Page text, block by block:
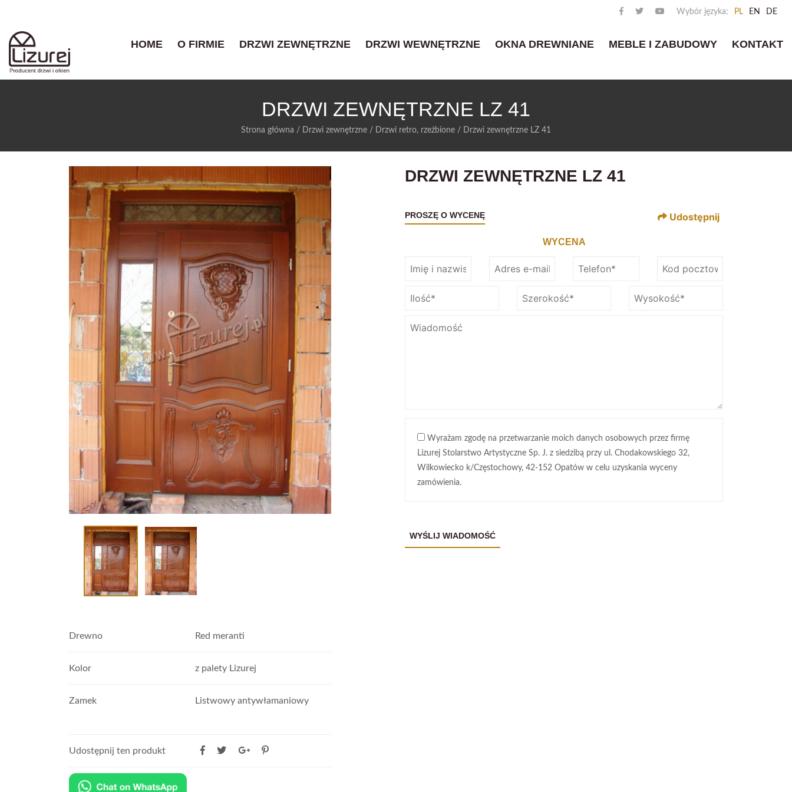
Wybór języka: PL EN DE
HOME O FIRMIE DRZWI ZEWNĘTRZNE DRZWI WEWNĘTRZNE OKNA DREWNIANE MEBLE I ZABUDOWY KONTAKT
DRZWI ZEWNĘTRZNE LZ 41
Strona główna / Drzwi zewnętrzne / Drzwi retro, rzeźbione / Drzwi zewnętrzne LZ 41
Drewno Red meranti
Kolor z palety Lizurej
Zamek Listwowy antywłamaniowy
Udostępnij ten produkt
DRZWI ZEWNĘTRZNE LZ 41
PROSZĘ O WYCENĘ Udostępnij
WYCENA
Wyrażam zgodę na przetwarzanie moich danych osobowych przez firmę
Lizurej Stolarstwo Artystyczne Sp. J. z siedzibą przy ul. Chodakowskiego 32,
Wilkowiecko k/Częstochowy, 42-152 Opatów w celu uzyskania wyceny
zamówienia.